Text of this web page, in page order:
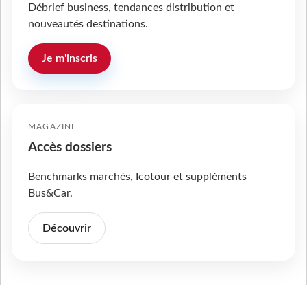
Débrief business, tendances distribution et
nouveautés destinations.
Je m'inscris
MAGAZINE
Accès dossiers
Benchmarks marchés, Icotour et suppléments
Bus&Car.
Découvrir